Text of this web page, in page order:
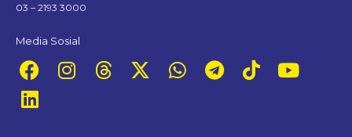
03 – 2193 3000
Media Sosial